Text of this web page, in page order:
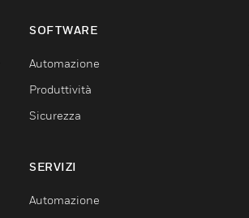
SOFTWARE
Automazione
Produttività
Sicurezza
SERVIZI
Automazione